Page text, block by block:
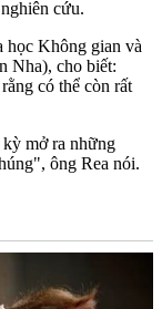
cứu.
học Không gian và
Nha), cho biết:
có thể còn rất
mở ra những
ông Rea nói.